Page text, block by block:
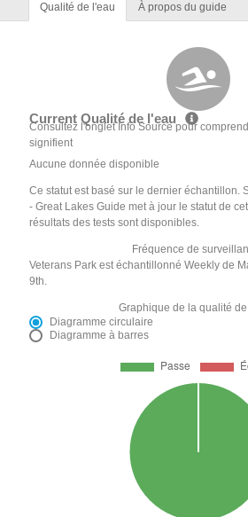
Qualité de l'eau À propos du guide
Current Qualité de l'eau
Consultez l'onglet Info Source pour
signifient
Aucune donnée disponible
Ce statut est basé sur le dernier échantillon.
- Great Lakes Guide met à jour le statut de
résultats des tests sont disponibles.
Fréquence de
Veterans Park est échantillonné Weekly de
9th.
Graphique de la qualité
Diagramme circulaire
Diagramme à barres